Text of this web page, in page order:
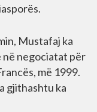
Mustafaj ka
negociatat për
më 1999.
gjithashtu ka